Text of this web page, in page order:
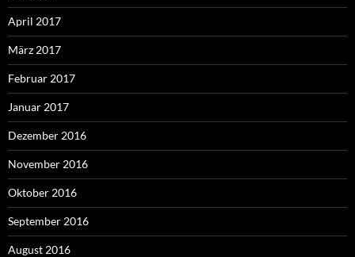
April 2017
März 2017
Februar 2017
Januar 2017
Dezember 2016
November 2016
Oktober 2016
September 2016
August 2016